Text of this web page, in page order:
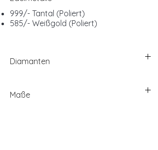
999/- Tantal (Poliert)
585/- Weißgold (Poliert)
Diamanten
Maße